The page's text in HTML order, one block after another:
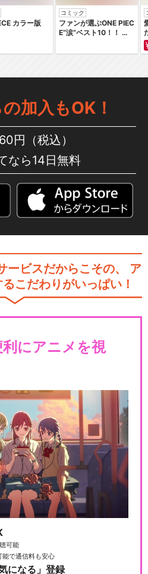
カラー版
コミック
ファンが選ぶONE PIEC
E“涙”ベスト10！！ ～
編～ カラー版
加入もOK！
円（税込）
なら14日無料
ビスだからこその、
ア
こだわりがいっぱい！
にアニメを視
可能
で通信料も安心
になる」登録